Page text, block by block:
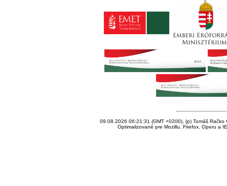
09.08.2026 06:21:31 (GMT +0200), (p) Tomáš Račko
Optimalizované pre Mozillu, Firefox, Operu a